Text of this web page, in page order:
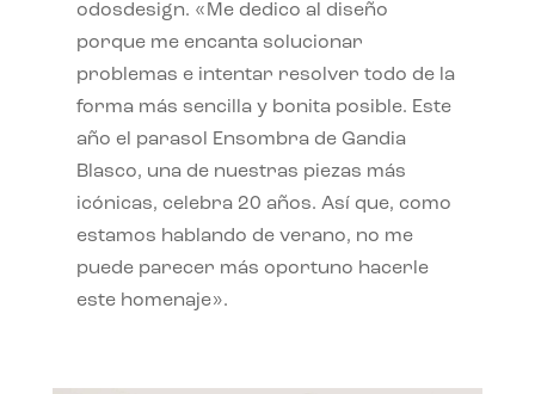
odosdesign. «Me dedico al diseño
porque me encanta solucionar
problemas e intentar resolver todo de la
forma más sencilla y bonita posible. Este
año el parasol Ensombra de Gandia
Blasco, una de nuestras piezas más
icónicas, celebra 20 años. Así que, como
estamos hablando de verano, no me
puede parecer más oportuno hacerle
este homenaje».